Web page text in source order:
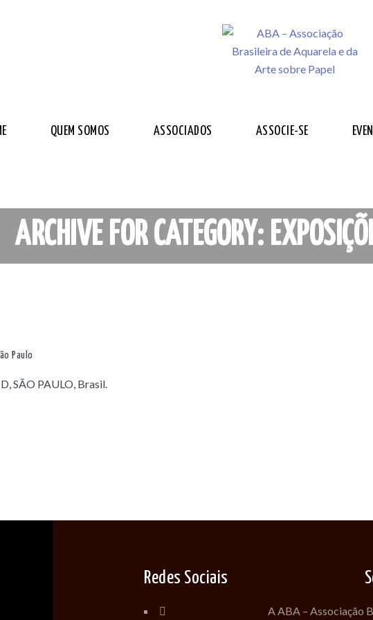
QUEM SOMOS ASSOCIADOS ASSOCIE-SE
ARCHIVE FOR CATEGORY:
Paulo
SÃO PAULO, Brasil.
Redes Sociais
A ABA – Associação